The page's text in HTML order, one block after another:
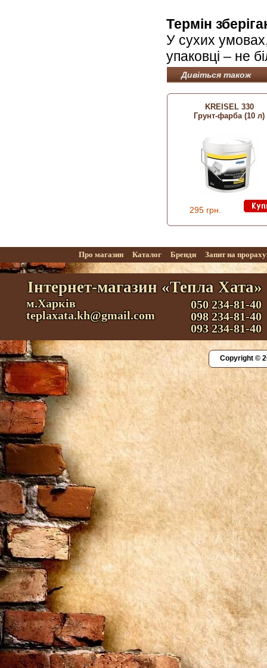
Термін
У сухих
упаковці – не
Дивіться також
KREISEL 330
Грунт-фарба (10 л)
295 грн.
Про магазин Каталог Бренди Запит на
Інтернет-магазин «Тепла Хата»
м.Харків
teplaxata.kh@gmail.com
050 234-81-40
098 234-81-40
093 234-81-40
Copyright ©